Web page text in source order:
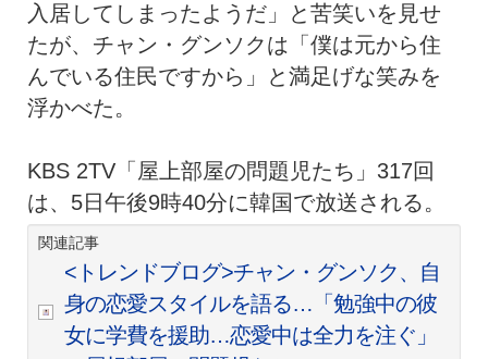
入居してしまったようだ」と苦笑いを見せ
たが、チャン・グンソクは「僕は元から住
んでいる住民ですから」と満足げな笑みを
浮かべた。
KBS 2TV「屋上部屋の問題児たち」317回
は、5日午後9時40分に韓国で放送される。
関連記事
<トレンドブログ>チャン・グンソク、自
身の恋愛スタイルを語る…「勉強中の彼
女に学費を援助…恋愛中は全力を注ぐ」